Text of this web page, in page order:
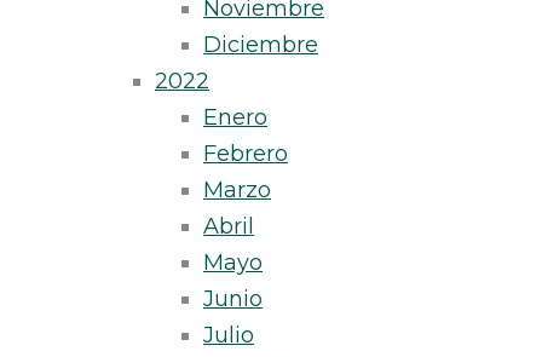
Noviembre
Diciembre
2022
Enero
Febrero
Marzo
Abril
Mayo
Junio
Julio